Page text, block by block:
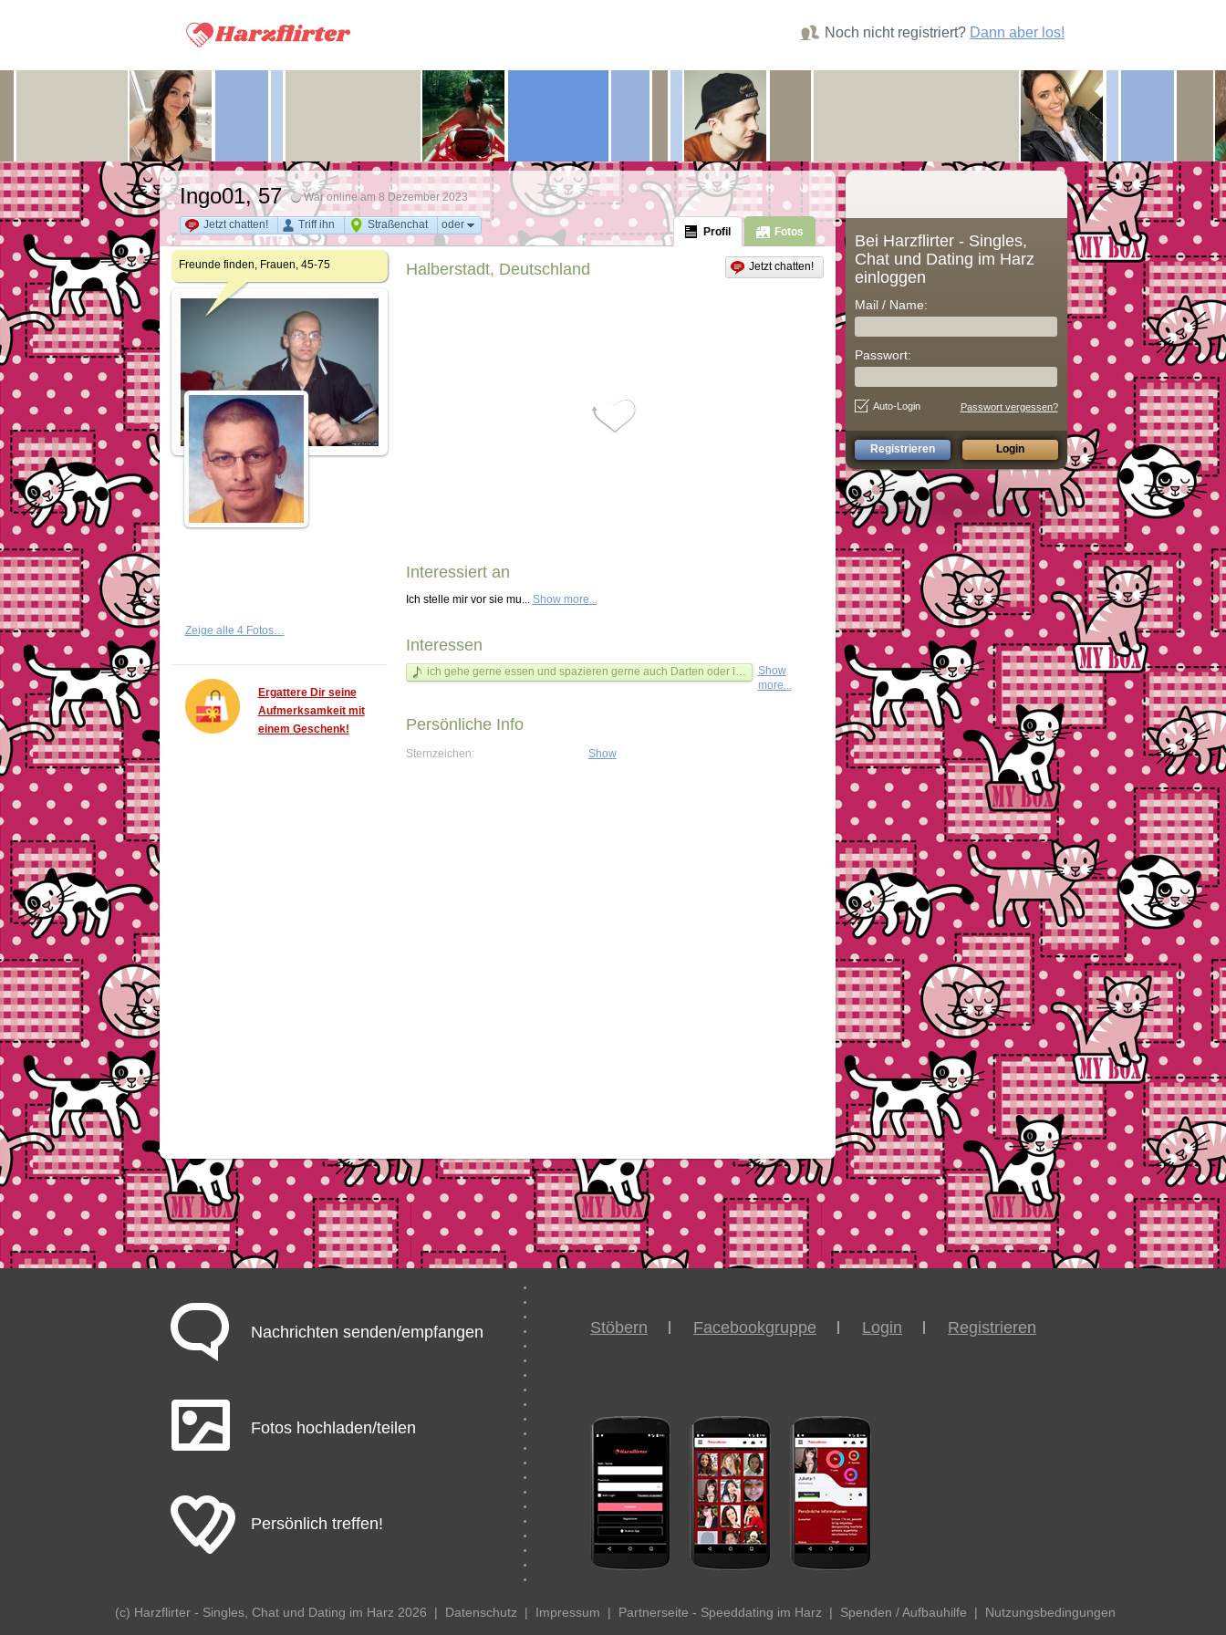
Noch nicht registriert? Dann aber los!
Ingo01, 57 War online am 8 Dezember 2023
Jetzt chatten! Triff ihn Straßenchat oder
Profil Fotos
Freunde finden, Frauen, 45-75
Zeige alle 4 Fotos…
Ergattere Dir seine
Aufmerksamkeit mit
einem Geschenk!
Jetzt chatten!
Halberstadt, Deutschland
Interessiert an
Ich stelle mir vor sie mu... Show more...
Interessen
ich gehe gerne essen und spazieren gerne auch Darten oder ins kino und schwimmen
Show
more...
Persönliche Info
Sternzeichen: Show
Bei Harzflirter - Singles,
Chat und Dating im Harz
einloggen
Mail / Name:
Passwort:
Auto-Login Passwort vergessen?
Nachrichten senden/empfangen
Fotos hochladen/teilen
Persönlich treffen!
Stöbern Facebookgruppe Login Registrieren
(c) Harzflirter - Singles, Chat und Dating im Harz 2026 | Datenschutz | Impressum | Partnerseite - Speeddating im Harz | Spenden / Aufbauhilfe | Nutzungsbedingungen